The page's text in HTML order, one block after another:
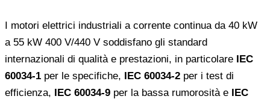
I motori elettrici industriali a corrente continua da 40 kW
a 55 kW 400 V/440 V soddisfano gli standard
internazionali di qualità e prestazioni, in particolare IEC
60034-1 per le specifiche, IEC 60034-2 per i test di
efficienza, IEC 60034-9 per la bassa rumorosità e IEC